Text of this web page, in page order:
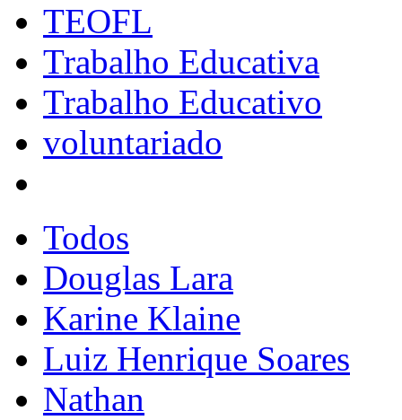
TEOFL
Trabalho Educativa
Trabalho Educativo
voluntariado
Todos
Douglas Lara
Karine Klaine
Luiz Henrique Soares
Nathan